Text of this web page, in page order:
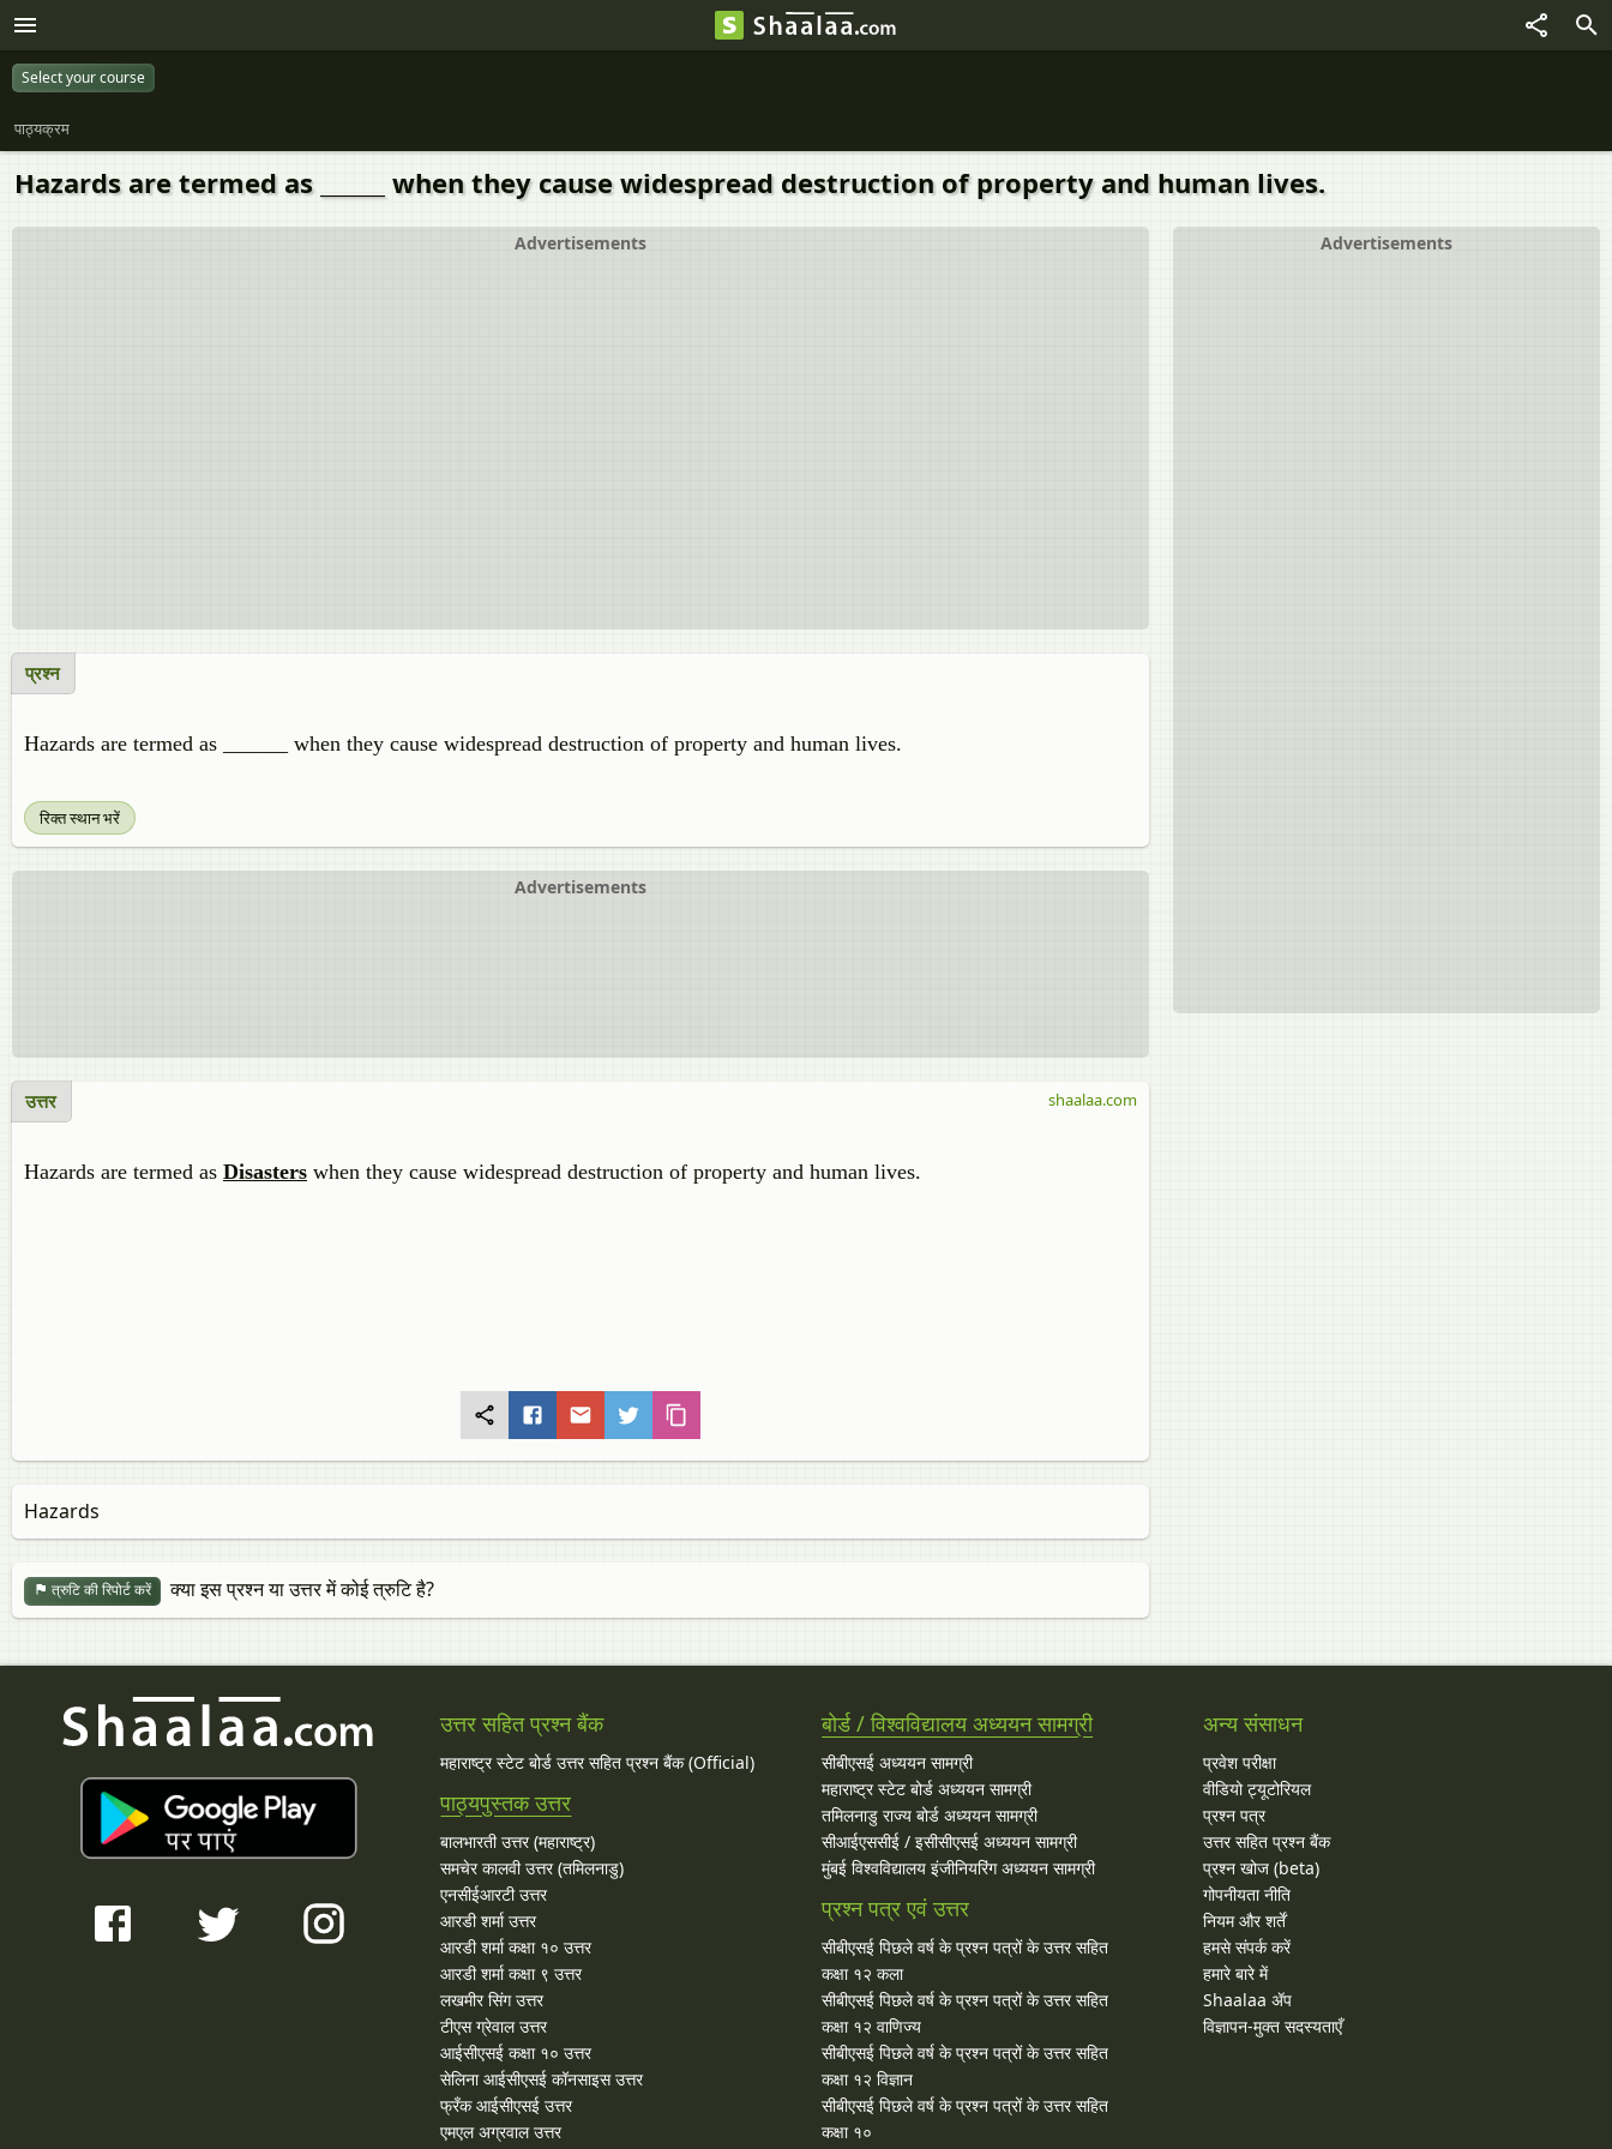
Select your course
पाठ्यक्रम
Hazards are termed as ______ when they cause widespread destruction of property and human lives.
Advertisements
Advertisements
प्रश्न
Hazards are termed as ______ when they cause widespread destruction of property and human lives.
रिक्त स्थान भरें
Advertisements
उत्तर
Hazards are termed as Disasters when they cause widespread destruction of property and human lives.
shaalaa.com
Hazards
त्रुटि की रिपोर्ट करें क्या इस प्रश्न या उत्तर में कोई त्रुटि है?
उत्तर सहित प्रश्न बैंक
महाराष्ट्र स्टेट बोर्ड उत्तर सहित प्रश्न बैंक (Official)
पाठ्यपुस्तक उत्तर
बालभारती उत्तर (महाराष्ट्र)
समचेर कालवी उत्तर (तमिलनाडु)
एनसीईआरटी उत्तर
आरडी शर्मा उत्तर
आरडी शर्मा कक्षा १० उत्तर
आरडी शर्मा कक्षा ९ उत्तर
लखमीर सिंग उत्तर
टीएस ग्रेवाल उत्तर
आईसीएसई कक्षा १० उत्तर
सेलिना आईसीएसई कॉनसाइस उत्तर
फ्रँक आईसीएसई उत्तर
एमएल अग्रवाल उत्तर
बोर्ड / विश्वविद्यालय अध्ययन सामग्री
सीबीएसई अध्ययन सामग्री
महाराष्ट्र स्टेट बोर्ड अध्ययन सामग्री
तमिलनाडु राज्य बोर्ड अध्ययन सामग्री
सीआईएससीई / इसीसीएसई अध्ययन सामग्री
मुंबई विश्वविद्यालय इंजीनियरिंग अध्ययन सामग्री
प्रश्न पत्र एवं उत्तर
सीबीएसई पिछले वर्ष के प्रश्न पत्रों के उत्तर सहित
कक्षा १२ कला
सीबीएसई पिछले वर्ष के प्रश्न पत्रों के उत्तर सहित
कक्षा १२ वाणिज्य
सीबीएसई पिछले वर्ष के प्रश्न पत्रों के उत्तर सहित
कक्षा १२ विज्ञान
सीबीएसई पिछले वर्ष के प्रश्न पत्रों के उत्तर सहित
कक्षा १०
अन्य संसाधन
प्रवेश परीक्षा
वीडियो ट्यूटोरियल
प्रश्न पत्र
उत्तर सहित प्रश्न बैंक
प्रश्न खोज (beta)
गोपनीयता नीति
नियम और शर्तें
हमसे संपर्क करें
हमारे बारे में
Shaalaa ॲप
विज्ञापन-मुक्त सदस्यताएँ